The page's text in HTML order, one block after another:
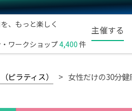
、もっと楽しく
ワークショップ4,400 件
主催する
ピラティス） 女性だけの30分